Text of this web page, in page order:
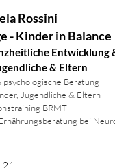
Rossini
- Kinder in Balance
Entwicklung
& Eltern
psychologische Beratung
Jugendliche & Eltern
BRMT
bei